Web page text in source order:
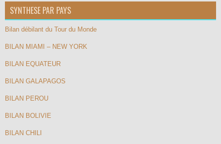
SYNTHESE PAR PAYS
Bilan débilant du Tour du Monde
BILAN MIAMI – NEW YORK
BILAN EQUATEUR
BILAN GALAPAGOS
BILAN PEROU
BILAN BOLIVIE
BILAN CHILI